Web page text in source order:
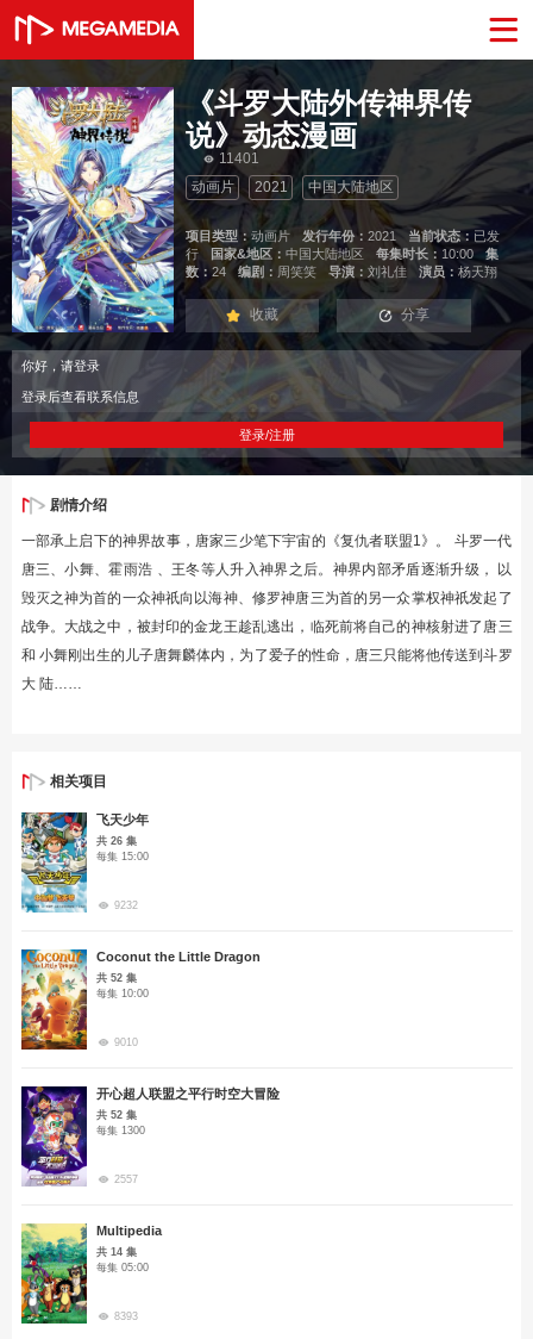
《斗罗大陆外传神界传
说》动态漫画
11401
动画片
2021 中国大陆地区
项目类型：动画片 发行年份： 2021 当前状态： 已发
行
国家&地区： 中国大陆地区 每集时长： 10:00
集
数： 24 编剧： 周笑笑 导演： 刘礼佳 演员： 杨天翔
收藏 分享
你好，请登录
登录后查看联系信息
登录/注册
剧情介绍
一部承上启下的神界故事，唐家三少笔下宇宙的《复仇者联盟1》。 斗罗一代
唐三、小舞、霍雨浩 、王冬等人升入神界之后。神界内部矛盾逐渐升级， 以
毁灭之神为首的一众神祇向以海神、修罗神唐三为首的另一众掌权神祇发起了
战争。大战之中，被封印的金龙王趁乱逃出，临死前将自己的神核射进了唐三
和 小舞刚出生的儿子唐舞麟体内，为了爱子的性命，唐三只能将他传送到斗罗
大 陆……
相关项目
飞天少年
共 26 集
每集 15:00
9232
Coconut the Little Dragon
共 52 集
每集 10:00
9010
开心超人联盟之平行时空大冒险
共 52 集
每集 1300
2557
Multipedia
共 14 集
每集 05:00
8393